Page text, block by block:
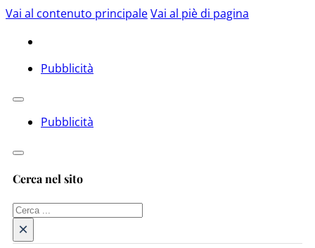
Vai al contenuto principaleVai al piè di pagina
Pubblicità
Pubblicità
Cerca nel sito
Cerca
×